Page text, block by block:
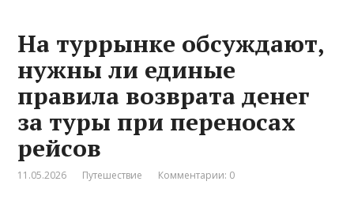
На туррынке обсуждают,
нужны ли единые
правила возврата денег
за туры при переносах
рейсов
11.05.2026 Путешествие Комментарии: 0